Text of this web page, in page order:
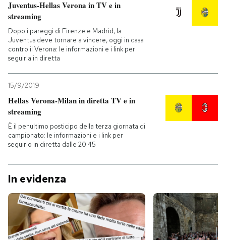
Juventus-Hellas Verona in TV e in
streaming
Dopo i pareggi di Firenze e Madrid, la
Juventus deve tornare a vincere, oggi in casa
contro il Verona: le informazioni e i link per
seguirla in diretta
15/9/2019
Hellas Verona-Milan in diretta TV e in
streaming
È il penultimo posticipo della terza giornata di
campionato: le informazioni e i link per
seguirlo in diretta dalle 20.45
In evidenza